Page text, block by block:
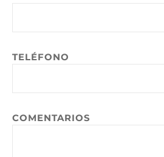
TELÉFONO
COMENTARIOS